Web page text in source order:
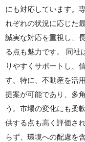
にも対応しています。
れぞれの状況に応じた
誠実な対応を重視し、
る点も魅力です。 同社
りやすくサポートし、
す。特に、不動産を活
提案が可能であり、多
う。市場の変化にも柔
供する点も高く評価さ
らず、環境への配慮を